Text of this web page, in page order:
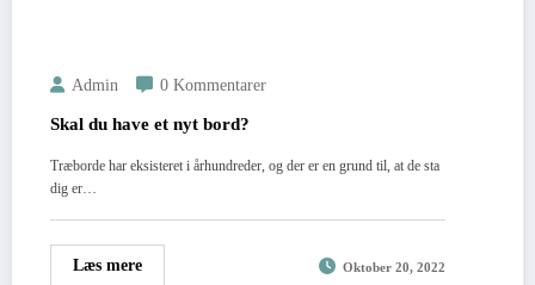
Admin 0 Kommentarer
Skal du have et nyt bord?
Træborde har eksisteret i århundreder, og der er en grund til, at de sta
dig er…
Læs mere Oktober 20, 2022